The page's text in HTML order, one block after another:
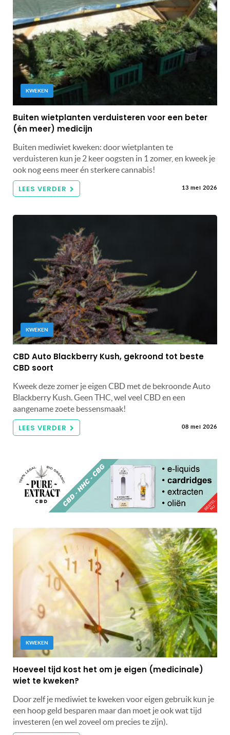
KWEKEN
Buiten wietplanten verduisteren voor een beter
(én meer) medicijn
Buiten mediwiet kweken: door wietplanten te
verduisteren kun je 2 keer oogsten in 1 zomer, en kweek je
ook nog eens meer én sterkere cannabis!
LEES VERDER 13 mei 2026
KWEKEN
CBD Auto Blackberry Kush, gekroond tot beste
CBD soort
Kweek deze zomer je eigen CBD met de bekroonde Auto
Blackberry Kush. Geen THC, wel veel CBD en een
aangename zoete bessensmaak!
LEES VERDER 08 mei 2026
KWEKEN
Hoeveel tijd kost het om je eigen (medicinale)
wiet te kweken?
Door zelf je mediwiet te kweken voor eigen gebruik kun je
een hoop geld besparen maar dan moet je ook wat tijd
investeren (en wel zoveel om precies te zijn).